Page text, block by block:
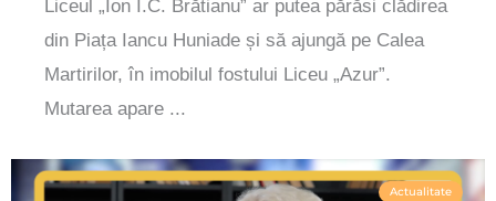
Liceul „Ion I.C. Brătianu” ar putea părăsi clădirea
din Piața Iancu Huniade și să ajungă pe Calea
Martirilor, în imobilul fostului Liceu „Azur”.
Mutarea apare ...
Actualitate